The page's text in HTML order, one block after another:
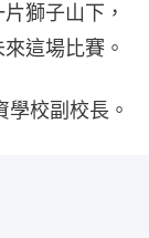
獅子山下，
這場比賽。
校副校長。